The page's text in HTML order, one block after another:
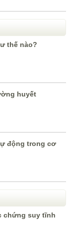
thế nào?
huyết
động trong cơ
chứng suy tĩnh